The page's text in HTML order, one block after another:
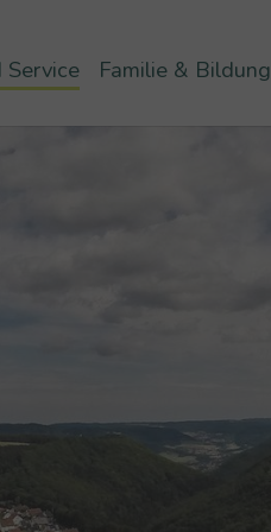
Service Familie & Bildung